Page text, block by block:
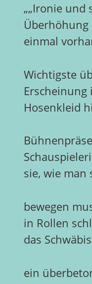
„„Ironie und
Überhöhung
einmal
Wichtigste
Erscheinung
Hosenkleid
sie, wie man
bewegen
in Rollen
das
ein